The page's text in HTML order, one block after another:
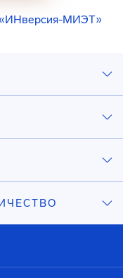
«ИНверсия-МИЭТ»